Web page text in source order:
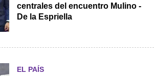
centrales del encuentro Mulino -
De la Espriella
EL PAÍS